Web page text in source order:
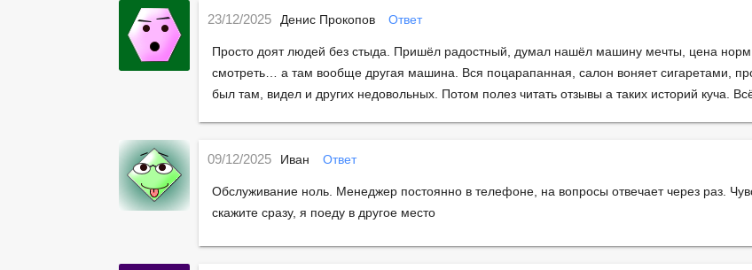
Денис Прокопов
23/12/2025 Ответ
Просто доят людей без стыда. Пришёл радостный, думал нашёл машину мечты, цена
смотреть… а там вообще другая машина. Вся поцарапанная, салон воняет сигаретами,
был там, видел и других недовольных. Потом полез читать отзывы а таких историй куча.
Иван
09/12/2025 Ответ
Обслуживание ноль. Менеджер постоянно в телефоне, на вопросы отвечает через раз.
скажите сразу, я поеду в другое место